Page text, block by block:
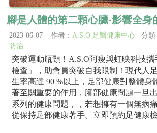
腳是人體的第二顆心臟-影響全身
2023-06-07 作者： A.S.O 足醫健康中心 分類
防治
突破運動瓶頸！A.S.O阿瘦與虹映科技
檢查」，助會員突破自我限制！現代人
生率高達 90 %以上，足部健康對整體身
著至關重要的作用，腳部健康問題一旦
系列的健康問題，，若想擁有一個無病
從保持足部健康著手。立即預約足健康